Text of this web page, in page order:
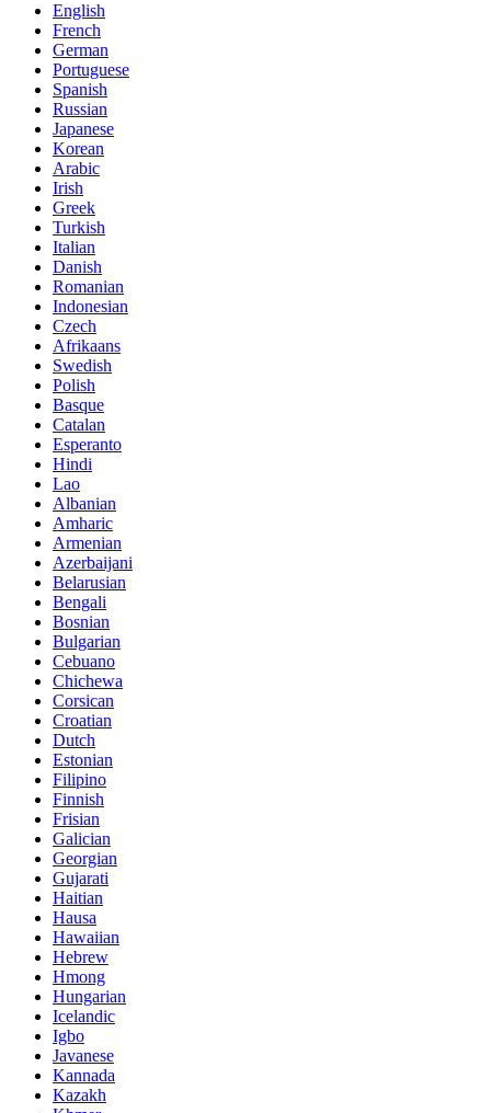
English
French
German
Portuguese
Spanish
Russian
Japanese
Korean
Arabic
Irish
Greek
Turkish
Italian
Danish
Romanian
Indonesian
Czech
Afrikaans
Swedish
Polish
Basque
Catalan
Esperanto
Hindi
Lao
Albanian
Amharic
Armenian
Azerbaijani
Belarusian
Bengali
Bosnian
Bulgarian
Cebuano
Chichewa
Corsican
Croatian
Dutch
Estonian
Filipino
Finnish
Frisian
Galician
Georgian
Gujarati
Haitian
Hausa
Hawaiian
Hebrew
Hmong
Hungarian
Icelandic
Igbo
Javanese
Kannada
Kazakh